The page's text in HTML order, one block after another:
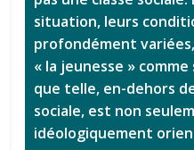
situation, leurs
profondément
« la jeunesse »
que telle, en-dehors
sociale, est non
idéologiquement